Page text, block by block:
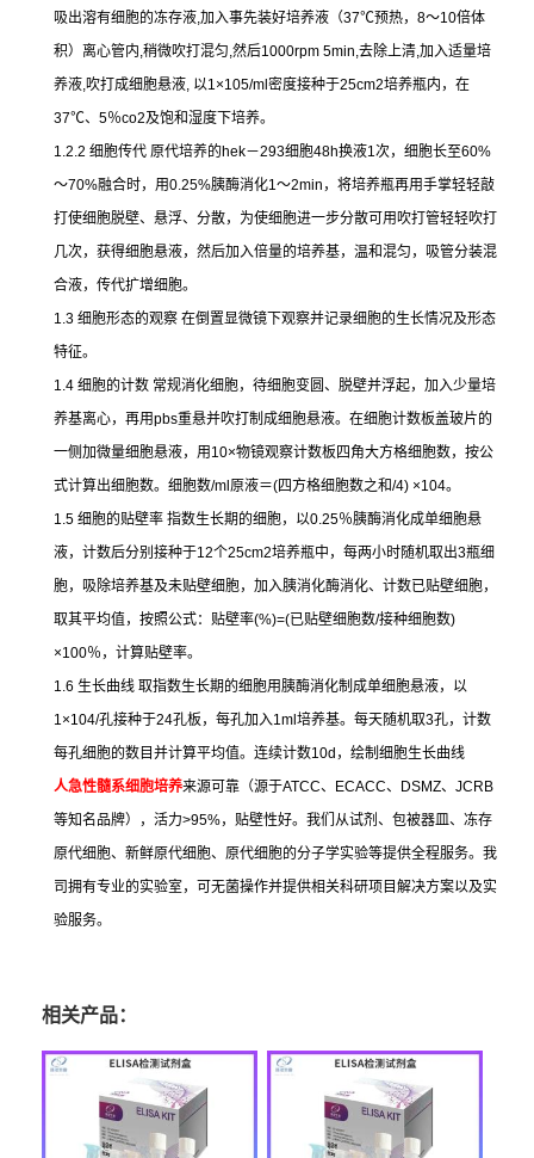
吸出溶有细胞的冻存液,加入事先装好培养液（37℃预热， 8～10倍体
积）离心管内,稍微吹打混匀,然后1000rpm 5min,去除上清,加入适量培
养液,吹打成细胞悬液, 以1×105/ml 密度接种于25cm2培养瓶内，在
37℃、 5％co2及饱和湿度下培养。
1.2.2 细胞传代 原代培养的hek－293细胞48h换液1次，细胞长至60%
～70%融合时，用0.25%胰酶消化1～2min ，将培养瓶再用手掌轻轻敲
打使细胞脱壁、悬浮、分散，为使细胞进一步分散可用吹打管轻轻吹打
几次，获得细胞悬液，然后加入倍量的培养基，温和混匀，吸管分装混
合液，传代扩增细胞。
1.3 细胞形态的观察 在倒置显微镜下观察并记录细胞的生长情况及形态
特征。
1.4 细胞的计数 常规消化细胞，待细胞变圆、脱壁并浮起，加入少量培
养基离心，再用pbs重悬并吹打制成细胞悬液。在细胞计数板盖玻片的
一侧加微量细胞悬液，用 10×物镜观察计数板四角大方格细胞数，按公
式计算出细胞数。细胞数/ml 原液＝(四方格细胞数之和/4) ×104。
1.5 细胞的贴壁率 指数生长期的细胞，以0.25％胰酶消化成单细胞悬
液，计数后分别接种于12个25cm2培养瓶中，每两小时随机取出3瓶细
胞，吸除培养基及未贴壁细胞，加入胰消化酶消化、计数已贴壁细胞，
取其平均值，按照公式：贴壁率(%)=(已贴壁细胞数/接种细胞数)
×100％，计算贴壁率。
1.6 生长曲线 取指数生长期的细胞用胰酶消化制成单细胞悬液，以
1×104/孔接种于24孔板，每孔加入1ml 培养基。每天随机取3孔，计数
每孔细胞的数目并计算平均值。连续计数10d ，绘制细胞生长曲线
人急性髓系细胞培养来源可靠（源于ATCC、 ECACC、 DSMZ、 JCRB
等知名品牌），活力>95%，贴壁性好。我们从试剂、包被器皿、冻存
原代细胞、新鲜原代细胞、原代细胞的分子学实验等提供全程服务。我
司拥有专业的实验室，可无菌操作并提供相关科研项目解决方案以及实
验服务。
相关产品：